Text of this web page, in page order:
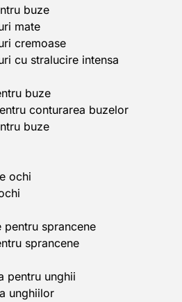
buze
mate
cremoase
cu stralucire intensa
buze
conturarea buzelor
buze
ochi
pentru sprancene
sprancene
pentru unghii
unghiilor